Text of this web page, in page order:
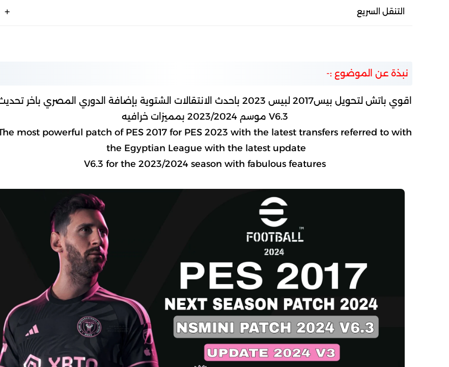
التنقل السريع
نبذة عن الموضوع :-
اقوي باتش لتحويل بيس2017 لبيس 2023 باحدث الانتقالات الشتوية بإضافة الدوري المصري باخر
V6.3 موسم 2023/2024 بمميزات خرافيه
most powerful patch of PES 2017 for PES 2023 with the latest transfers referred to with
the Egyptian League with the latest update
V6.3 for the 2023/2024 season with fabulous features